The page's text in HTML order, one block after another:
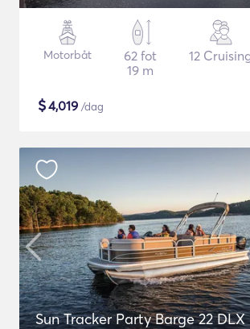
Motorbåt
62 fot
19 m
12
$4,019 /dag
Sun Tracker Party Barge 22 DLX